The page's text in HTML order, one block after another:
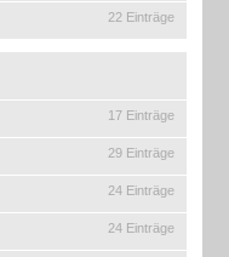
22 Einträge
17 Einträge
29 Einträge
24 Einträge
24 Einträge